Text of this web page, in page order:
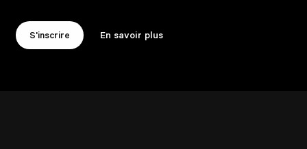
S'inscrire En savoir plus